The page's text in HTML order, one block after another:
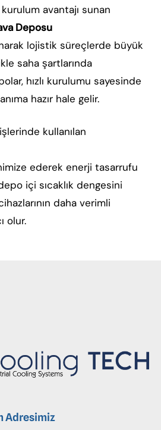
kurulum avantajı sunan
Deposu
lojistik süreçlerde büyük
saha şartlarında
hızlı kurulumu sayesinde
hazır hale gelir.
kullanılan
ederek enerji tasarrufu
içi sıcaklık dengesini
daha verimli
olur.
Adresimiz